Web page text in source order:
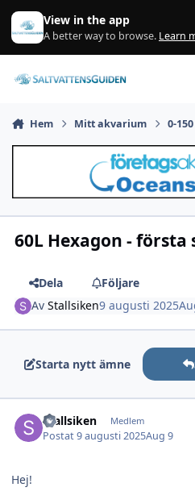
Gå till innehåll
View in the app
A better way to browse. Learn
Hem Mitt akvarium 0-
60L Hexagon -
Dela
Följare
AvStallsiken9 augusti 2025
Starta nytt ämne
Stallsiken Medlem
Postat9 augusti 2025Aug 9
Hej!